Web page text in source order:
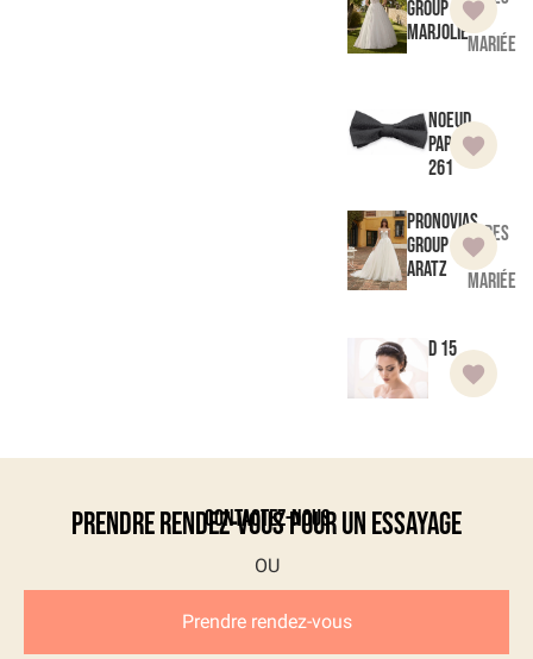
Group
Marjoliede
mariée
Noeud
Papillon
261
Pronovias
Group
Aratz
Robes
de
mariée
D 15
Contactez-nous
Prendre rendez-vous pour un essayage
Prendre rendez-vous